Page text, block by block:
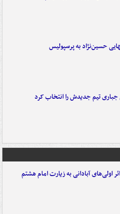
حسین‌نژاد به پرسپولیس
تیم جدیدش را انتخاب کرد
اولی‌های آبادانی به زیارت امام هشتم